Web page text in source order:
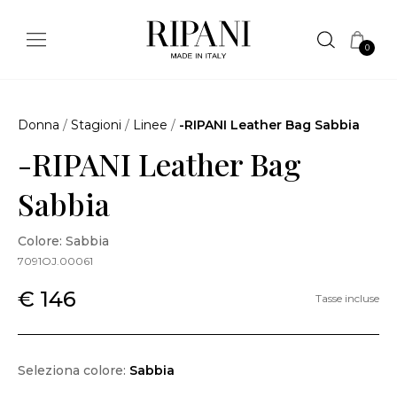
0
Donna / Stagioni / Linee / -RIPANI Leather Bag Sabbia
-RIPANI Leather Bag
Sabbia
Colore: Sabbia
7091OJ.00061
€ 146 Tasse incluse
Seleziona colore: Sabbia